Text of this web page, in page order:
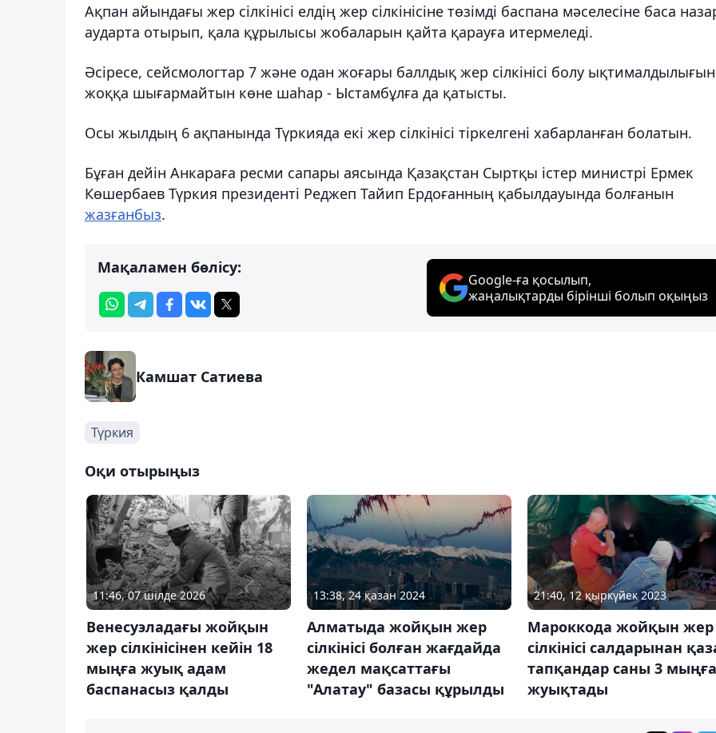
Ақпан айындағы жер сілкінісі елдің жер сілкінісіне төзімді баспана мәселесіне баса
аударта отырып, қала құрылысы жобаларын қайта қарауға итермеледі.
Әсіресе, сейсмологтар 7 және одан жоғары баллдық жер сілкінісі болу ықтималдылығын
жоққа шығармайтын көне шаһар - Ыстамбұлға да қатысты.
Осы жылдың 6 ақпанында Түркияда екі жер сілкінісі тіркелгені хабарланған болатын.
Бұған дейін Анкараға ресми сапары аясында Қазақстан Сыртқы істер министрі Ермек
Көшербаев Түркия президенті Реджеп Тайип Ердоғанның қабылдауында болғанын
жазғанбыз.
Мақаламен бөлісу:
Google-ға қосылып,
жаңалықтарды бірінші болып оқыңыз
Камшат Сатиева
Түркия
Оқи отырыңыз
11:46, 07 шілде 2026
Венесуэладағы жойқын
жер сілкінісінен кейін 18
мыңға жуық адам
баспанасыз қалды
13:38, 24 қазан 2024
Алматыда жойқын жер
сілкінісі болған жағдайда
жедел мақсаттағы
"Алатау" базасы құрылды
21:40, 12 қыркүйек 2023
Мароккода жойқын жер
сілкінісі салдарынан
тапқандар саны 3 мыңға
жуықтады